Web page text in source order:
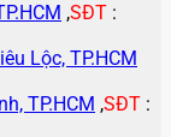
,SĐT :
Lộc, TP.HCM
TP.HCM ,SĐT :